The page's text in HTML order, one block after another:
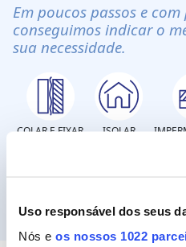
Uso responsável dos seus
Nós e os nossos 1022
Em poucos passos e
conseguimos indicar o
sua necessidade.
COLAR E FIXAR ISOLAR
SELAR